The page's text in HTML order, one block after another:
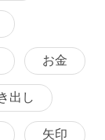
お金
出し
矢印